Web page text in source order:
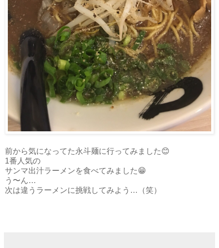
前から気になってた永斗麺に行ってみました😊
1番人気の
サンマ出汁ラーメンを食べてみました😁
う〜ん…
次は違うラーメンに挑戦してみよう…（笑）